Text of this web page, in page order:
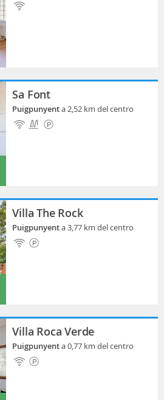
Sa Font
Puigpunyenta 2,52 km del centro
Villa The Rock
Puigpunyenta 3,77 km del centro
Villa Roca Verde
Puigpunyenta 0,77 km del centro